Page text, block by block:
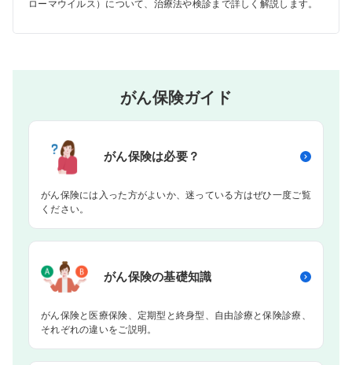
ローマウイルス）について、治療法や検診まで詳しく解説します。
がん保険ガイド
がん保険は必要？
がん保険には入った方がよいか、迷っている方はぜひ一度ご覧
ください。
がん保険の基礎知識
がん保険と医療保険、定期型と終身型、自由診療と保険診療、
それぞれの違いをご説明。